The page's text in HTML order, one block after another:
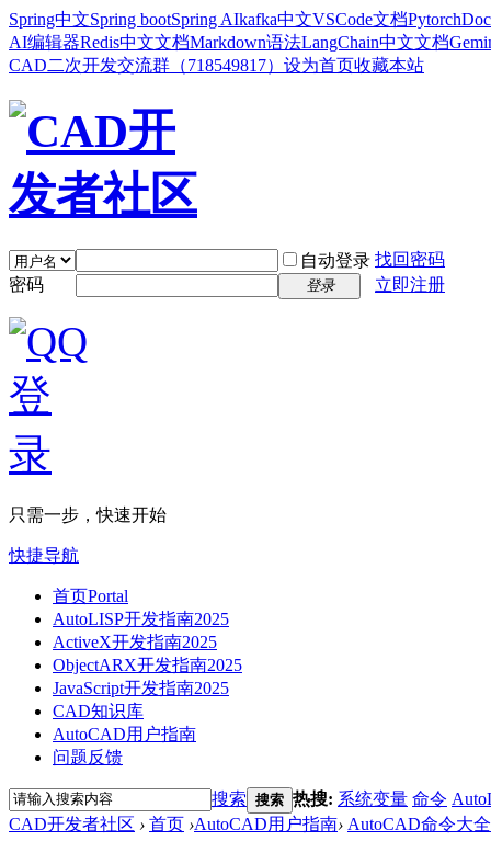
Spring中文Spring bootSpring AIkafka中文VSCode文档Pytorch
AI编辑器Redis中文文档Markdown语法LangChain中文文档
CAD二次开发交流群（718549817） 设为首页收藏本站
自动登录 找回密码
密码
登录 立即注册
只需一步，快速开始
快捷导航
首页Portal
AutoLISP开发指南2025
ActiveX开发指南2025
ObjectARX开发指南2025
JavaScript开发指南2025
CAD知识库
AutoCAD用户指南
问题反馈
搜索 搜索 热搜: 系统变量 命令
CAD开发者社区 › 首页 ›AutoCAD用户指南› AutoCAD命令大全